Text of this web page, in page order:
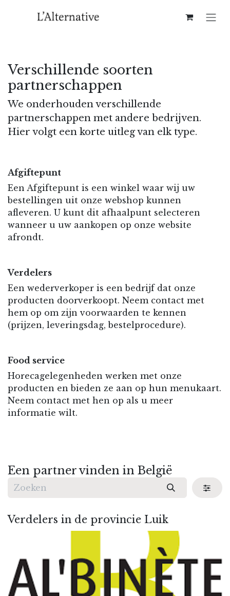
Verschillende soorten
partnerschappen
We onderhouden verschillende
partnerschappen met andere bedrijven.
Hier volgt een korte uitleg van elk type.
Afgiftepunt
Een Afgiftepunt is een winkel waar wij uw
bestellingen uit onze webshop kunnen
afleveren. U kunt dit afhaalpunt selecteren
wanneer u uw aankopen op onze website
afrondt.
Verdelers
Een wederverkoper is een bedrijf dat onze
producten doorverkoopt. Neem contact met
hem op om zijn voorwaarden te kennen
(prijzen, leveringsdag, bestelprocedure).
Food service
Horecagelegenheden werken met onze
producten en bieden ze aan op hun menukaart.
Neem contact met hen op als u meer
informatie wilt.
Een partner vinden in België
Verdelers in de provincie Luik